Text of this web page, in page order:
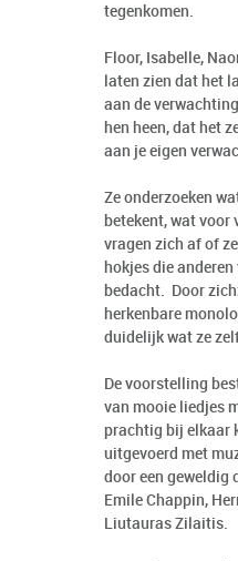
tegenkomen.
Floor, Isabelle,
laten zien dat het
aan de
hen heen, dat het
aan je eigen
Ze onderzoeken
betekent, wat voor
vragen zich af of
hokjes die
bedacht. Door
herkenbare
duidelijk wat ze
De voorstelling
van mooie liedjes
prachtig bij elkaar
uitgevoerd met
door een geweldig
Emile Chappin,
Liutauras Zilaitis.